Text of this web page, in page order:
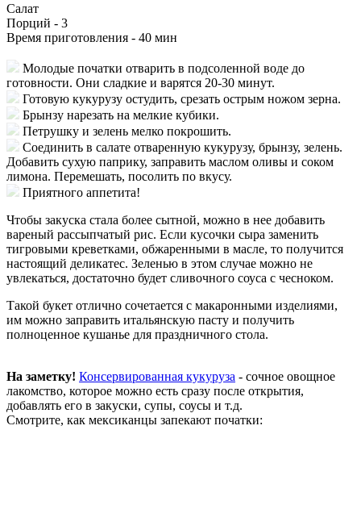
Салат
Порций - 3
Время приготовления - 40 мин
Молодые початки отварить в подсоленной воде до
готовности. Они сладкие и варятся 20-30 минут.
Готовую кукурузу остудить, срезать острым ножом зерна.
Брынзу нарезать на мелкие кубики.
Петрушку и зелень мелко покрошить.
Соединить в салате отваренную кукурузу, брынзу, зелень.
Добавить сухую паприку, заправить маслом оливы и соком
лимона. Перемешать, посолить по вкусу.
Приятного аппетита!
Чтобы закуска стала более сытной, можно в нее добавить
вареный рассыпчатый рис. Если кусочки сыра заменить
тигровыми креветками, обжаренными в масле, то получится
настоящий деликатес. Зеленью в этом случае можно не
увлекаться, достаточно будет сливочного соуса с чесноком.
Такой букет отлично сочетается с макаронными изделиями,
им можно заправить итальянскую пасту и получить
полноценное кушанье для праздничного стола.
На заметку! Консервированная кукуруза - сочное овощное
лакомство, которое можно есть сразу после открытия,
добавлять его в закуски, супы, соусы и т.д.
Смотрите, как мексиканцы запекают початки: